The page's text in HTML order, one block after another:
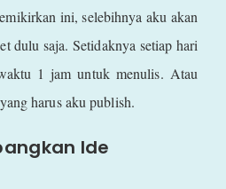
ini, selebihnya aku akan
dulu saja. Setidaknya setiap hari
1 jam untuk menulis. Atau
harus aku publish.
Ide